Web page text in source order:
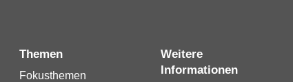
Themen
Fokusthemen
Weitere
Informationen